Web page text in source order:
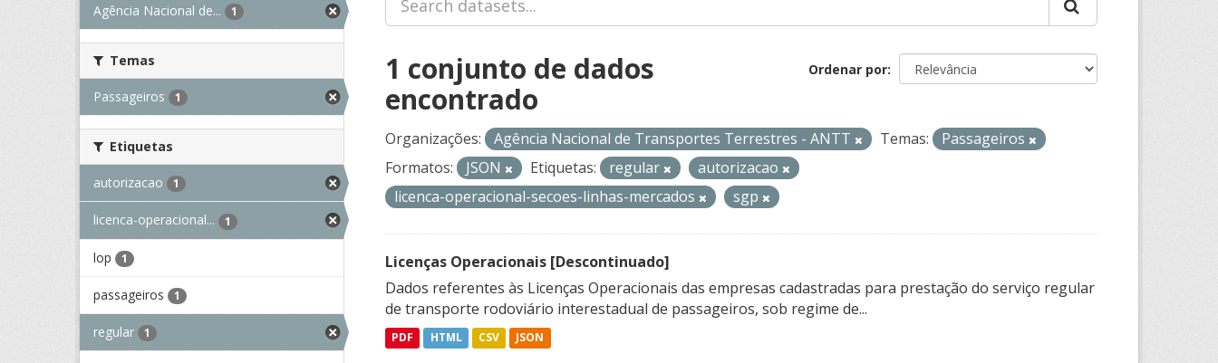
Agência Nacional de... 1
Temas
Passageiros 1
Etiquetas
autorizacao 1
licenca-operacional... 1
lop 1
passageiros 1
regular 1
Ordenar por
1 conjunto de dados
encontrado
Organizações: Agência Nacional de Transportes Terrestres - ANTT Temas:
Passageiros
Formatos:
JSON Etiquetas: regular
autorizacao
licenca-operacional-secoes-linhas-mercados
sgp
Licenças Operacionais [Descontinuado]
Dados referentes às Licenças Operacionais das empresas cadastradas para prestação do serviço regular
de transporte rodoviário interestadual de passageiros, sob regime de...
PDF HTML CSV JSON